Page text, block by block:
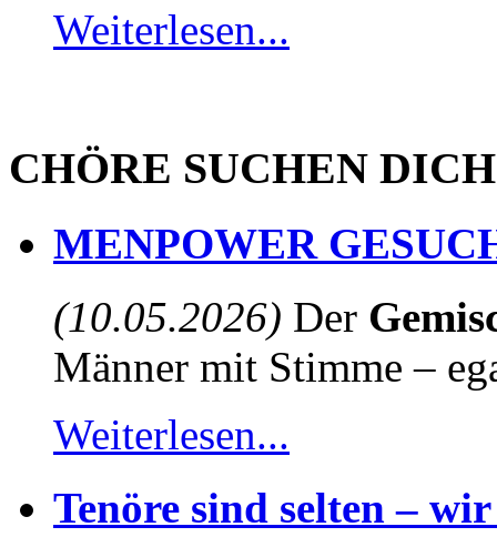
Weiterlesen...
CHÖRE SUCHEN DICH
MENPOWER
(10.05.2026) Der
Männer mit Stimme –
Weiterlesen...
Tenöre sind selten –